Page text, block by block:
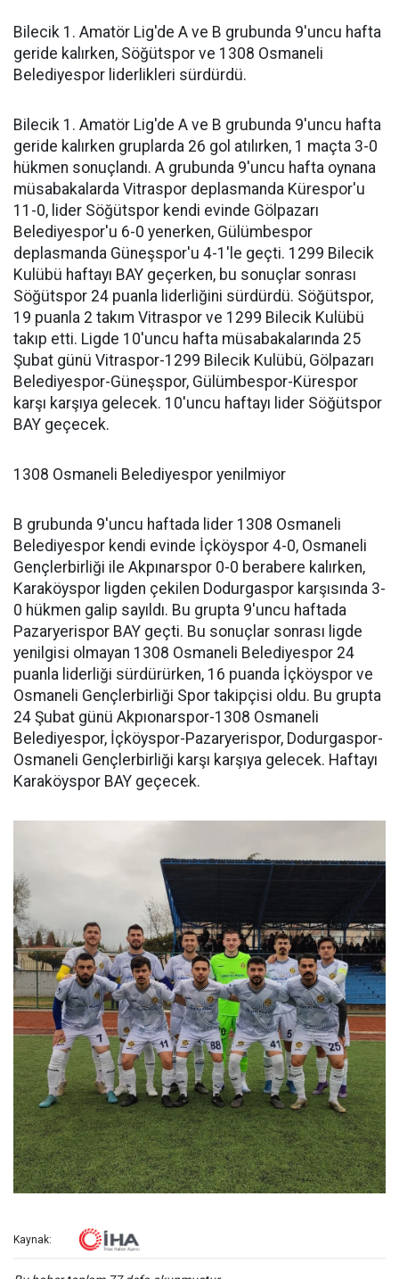
Bilecik 1. Amatör Lig'de A ve B grubunda 9'uncu hafta
geride kalırken, Söğütspor ve 1308 Osmaneli
Belediyespor liderlikleri sürdürdü.
Bilecik 1. Amatör Lig'de A ve B grubunda 9'uncu hafta
geride kalırken gruplarda 26 gol atılırken, 1 maçta 3-0
hükmen sonuçlandı. A grubunda 9'uncu hafta oynana
müsabakalarda Vitraspor deplasmanda Kürespor'u
11-0, lider Söğütspor kendi evinde Gölpazarı
Belediyespor'u 6-0 yenerken, Gülümbespor
deplasmanda Güneşspor'u 4-1'le geçti. 1299 Bilecik
Kulübü haftayı BAY geçerken, bu sonuçlar sonrası
Söğütspor 24 puanla liderliğini sürdürdü. Söğütspor,
19 puanla 2 takım Vitraspor ve 1299 Bilecik Kulübü
takıp etti. Ligde 10'uncu hafta müsabakalarında 25
Şubat günü Vitraspor-1299 Bilecik Kulübü, Gölpazarı
Belediyespor-Güneşspor, Gülümbespor-Kürespor
karşı karşıya gelecek. 10'uncu haftayı lider Söğütspor
BAY geçecek.
1308 Osmaneli Belediyespor yenilmiyor
B grubunda 9'uncu haftada lider 1308 Osmaneli
Belediyespor kendi evinde İçköyspor 4-0, Osmaneli
Gençlerbirliği ile Akpınarspor 0-0 berabere kalırken,
Karaköyspor ligden çekilen Dodurgaspor karşısında 3-
0 hükmen galip sayıldı. Bu grupta 9'uncu haftada
Pazaryerispor BAY geçti. Bu sonuçlar sonrası ligde
yenilgisi olmayan 1308 Osmaneli Belediyespor 24
puanla liderliği sürdürürken, 16 puanda İçköyspor ve
Osmaneli Gençlerbirliği Spor takipçisi oldu. Bu grupta
24 Şubat günü Akpıonarspor-1308 Osmaneli
Belediyespor, İçköyspor-Pazaryerispor, Dodurgaspor-
Osmaneli Gençlerbirliği karşı karşıya gelecek. Haftayı
Karaköyspor BAY geçecek.
Kaynak: